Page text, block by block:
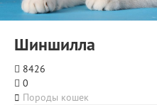
Шиншилла
8426
0
Породы кошек